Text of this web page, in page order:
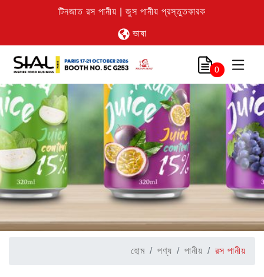
টিনজাত রস পানীয় | জুস পানীয় প্রস্তুতকারক
ভাষা
0
হোম পণ্য পানীয় রস পানীয়